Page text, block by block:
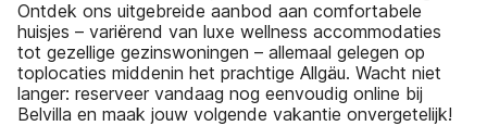
Ontdek ons uitgebreide aanbod aan comfortabele
huisjes – variërend van luxe wellness accommodaties
tot gezellige gezinswoningen – allemaal gelegen op
toplocaties middenin het prachtige Allgäu. Wacht niet
langer: reserveer vandaag nog eenvoudig online bij
Belvilla en maak jouw volgende vakantie onvergetelijk!